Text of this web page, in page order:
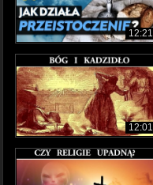
12:21
12:01